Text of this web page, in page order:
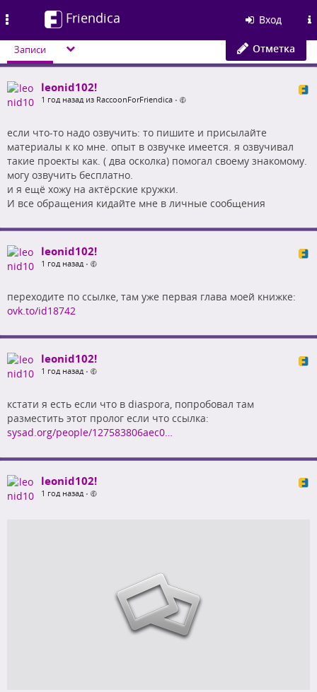
Friendica Вход
Записи Отметка
leonid102!
1 год назад из RaccoonForFriendica •
если что-то надо озвучить: то пишите и присылайте
материалы к ко мне. опыт в озвучке имеется. я озвучивал
такие проекты как. ( два осколка) помогал своему знакомому.
могу озвучить бесплатно.
и я ещё хожу на актёрские кружки.
И все обращения кидайте мне в личные сообщения
leonid102!
1 год назад •
переходите по ссылке, там уже первая глава моей книжке:
ovk.to/id18742
leonid102!
1 год назад •
кстати я есть если что в diaspora, попробовал там
разместить этот пролог если что ссылка:
sysad.org/people/127583806aec0…
leonid102!
1 год назад •